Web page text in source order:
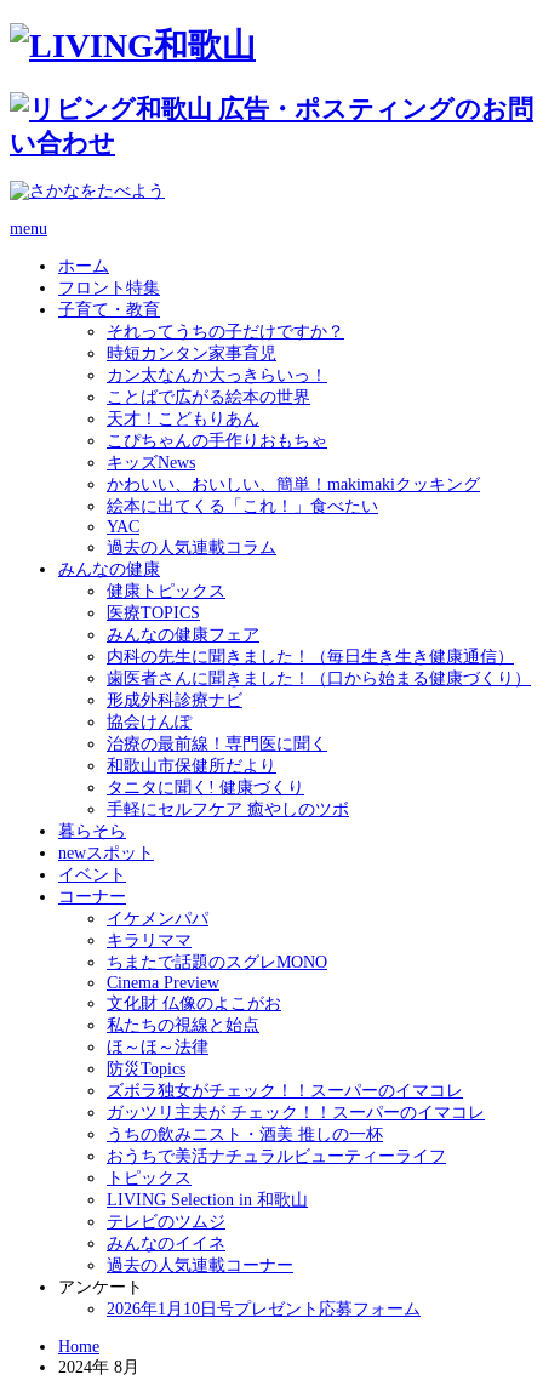
menu
ホーム
フロント特集
子育て・教育
それってうちの子だけですか？
時短カンタン家事育児
カン太なんか大っきらいっ！
ことばで広がる絵本の世界
天才！こどもりあん
こぴちゃんの手作りおもちゃ
キッズNews
かわいい、おいしい、簡単！makimakiクッキング
絵本に出てくる「これ！」食べたい
YAC
過去の人気連載コラム
みんなの健康
健康トピックス
医療TOPICS
みんなの健康フェア
内科の先生に聞きました！（毎日生き生き健康通信）
歯医者さんに聞きました！（口から始まる健康づくり）
形成外科診療ナビ
協会けんぽ
治療の最前線！専門医に聞く
和歌山市保健所だより
タニタに聞く! 健康づくり
手軽にセルフケア 癒やしのツボ
暮らそら
newスポット
イベント
コーナー
イケメンパパ
キラリママ
ちまたで話題のスグレMONO
Cinema Preview
文化財 仏像のよこがお
私たちの視線と始点
ほ～ほ～法律
防災Topics
ズボラ独女がチェック！！スーパーのイマコレ
ガッツリ主夫が チェック！！スーパーのイマコレ
うちの飲みニスト・酒美 推しの一杯
おうちで美活ナチュラルビューティーライフ
トピックス
LIVING Selection in 和歌山
テレビのツムジ
みんなのイイネ
過去の人気連載コーナー
アンケート
2026年1月10日号プレゼント応募フォーム
Home
2024年 8月